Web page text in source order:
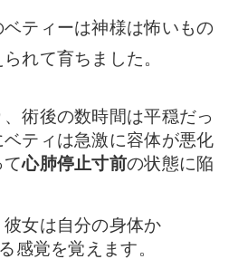
ティーは神様は怖いもの
れて育ちました。
術後の数時間は平穏だっ
ティは急激に容体が悪化
て心肺停止寸前の状態に陥
女は自分の身体か
感覚を覚えます。